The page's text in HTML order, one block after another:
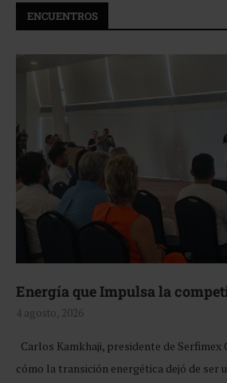
ENCUENTROS
Energía que Impulsa la
4 agosto, 2026
Carlos Kamkhaji, presidente de Serfimex
cómo la transición energética dejó de ser